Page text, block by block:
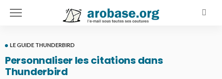
LE GUIDE THUNDERBIRD
Personnaliser les citations dans
Thunderbird